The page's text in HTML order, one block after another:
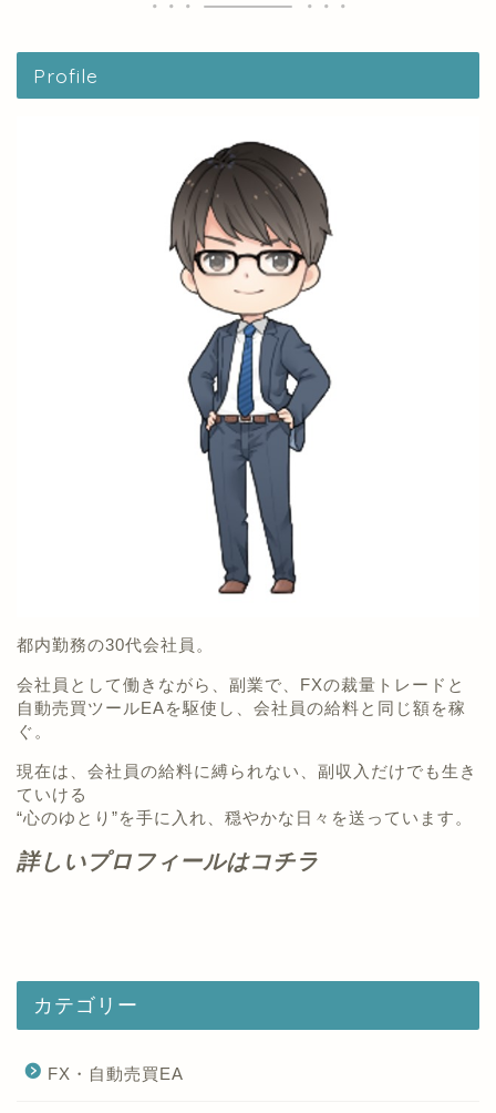
Profile
都内勤務の30代会社員。
会社員として働きながら、副業で、FXの裁量トレードと
自動売買ツールEAを駆使し、会社員の給料と同じ額を稼
ぐ。
現在は、会社員の給料に縛られない、副収入だけでも生き
ていける
“心のゆとり”を手に入れ、穏やかな日々を送っています。
詳しいプロフィールはコチラ
カテゴリー
FX・自動売買EA